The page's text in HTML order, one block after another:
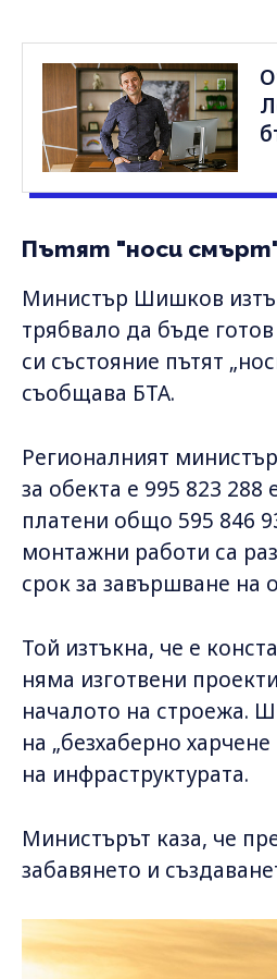
Пътят "носи
Министър Шишков
трябвало да бъде
си състояние пътят
съобщава БТА.
Регионалният
за обекта е 995 823
платени общо 595 846
монтажни работи са
срок за завършване
Той изтъкна, че е
няма изготвени
началото на строежа.
на „безхаберно
на инфраструктурата.
Министърът каза, че
забавянето и